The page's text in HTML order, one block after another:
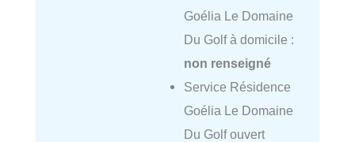
Goélia Le Domaine
Du Golf à domicile :
non renseigné
Service Résidence
Goélia Le Domaine
Du Golf ouvert